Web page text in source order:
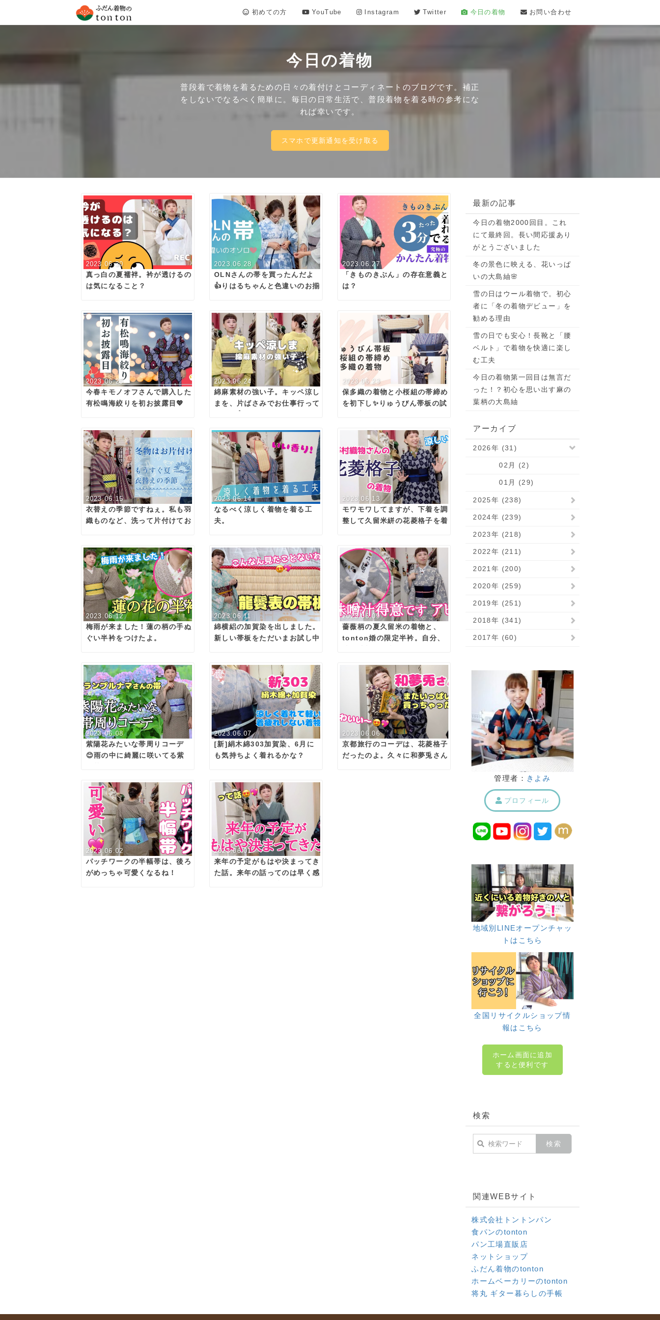
初めての方 YouTube Instagram Twitter 今日の着物 お問い合わせ
今日の着物
普段着で着物を着るための日々の着付けとコーディネートのブログです。補正
をしないでなるべく簡単に。毎日の日常生活で、普段着物を着る時の参考にな
れば幸いです。
スマホで更新通知を受け取る
2023.06.30
真っ白の夏襦袢。衿が透けるの
は気になること？
2023.06.28
OLNさんの帯を買ったんだよ
👍りはるちゃんと色違いのお揃
2023.06.27
「きものきぶん」の存在意義と
は？
2023.06.25
今春キモノオフさんで購入した
有松鳴海絞りを初お披露目💖
2023.06.24
綿麻素材の強い子。キッペ涼し
まを、片ばさみでお仕事行って
2023.06.23
保多織の着物と小桜組の帯締め
を初下し✨りゅうびん帯板の試
2023.06.15
衣替えの季節ですねぇ。私も羽
織ものなど、洗って片付けてお
2023.06.14
なるべく涼しく着物を着る工
夫。
2023.06.13
モワモワしてますが、下着を調
整して久留米絣の花菱格子を着
2023.06.12
梅雨が来ました！蓮の柄の手ぬ
ぐい半衿をつけたよ。
2023.06.11
綿横絽の加賀染を出しました。
新しい帯板をただいまお試し中
2023.06.09
薔薇柄の夏久留米の着物と、
tonton婚の限定半衿。自分、
2023.06.08
紫陽花みたいな帯周りコーデ
😊雨の中に綺麗に咲いてる紫
2023.06.07
[新]絹木綿303加賀染、6月に
も気持ちよく着れるかな？
2023.06.06
京都旅行のコーデは、花菱格子
だったのよ。久々に和夢兎さん
2023.06.02
パッチワークの半幅帯は、後ろ
がめっちゃ可愛くなるね！
2023.06.01
来年の予定がもはや決まってき
た話。来年の話ってのは早く感
最新の記事
今日の着物2000回目。これ
にて最終回。長い間応援あり
がとうございました
冬の景色に映える、花いっぱ
いの大島紬🌸
雪の日はウール着物で。初心
者に「冬の着物デビュー」を
勧める理由
雪の日でも安心！長靴と「腰
ベルト」で着物を快適に楽し
む工夫
今日の着物第一回目は無言だ
った！？初心を思い出す麻の
葉柄の大島紬
アーカイブ
2026年 (31)
02月 (2)
01月 (29)
2025年 (238)
2024年 (239)
2023年 (218)
2022年 (211)
2021年 (200)
2020年 (259)
2019年 (251)
2018年 (341)
2017年 (60)
管理者： きよみ
プロフィール
地域別LINEオープンチャッ
トはこちら
全国リサイクルショップ情
報はこちら
ホーム画面に追加
すると便利です
検索
関連WEBサイト
株式会社トントンパン
食パンのtonton
パン工場直販店
ネットショップ
ふだん着物のtonton
ホームベーカリーのtonton
将丸 ギター暮らしの手帳